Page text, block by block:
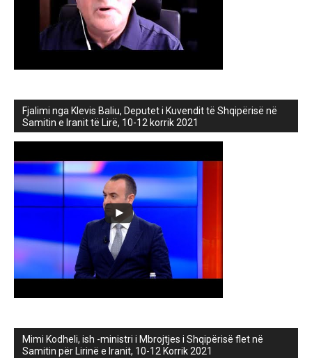
Fjalimi nga Klevis Baliu, Deputet i Kuvendit të Shqipërisë në
Samitin e Iranit të Lirë, 10-12 korrik 2021
Mimi Kodheli, ish -ministri i Mbrojtjes i Shqipërisë flet në
Samitin për Lirinë e Iranit, 10-12 Korrik 2021